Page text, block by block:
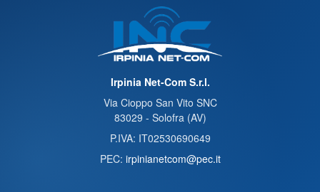
Irpinia Net-Com S.r.l.
Via Cioppo San Vito SNC
83029 - Solofra (AV)
P.IVA: IT02530690649
PEC: irpinianetcom@pec.it